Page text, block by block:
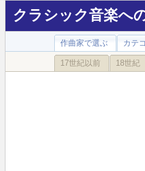
クラシック音楽へ
作曲家で選ぶ カテ
17世紀以前 18世紀